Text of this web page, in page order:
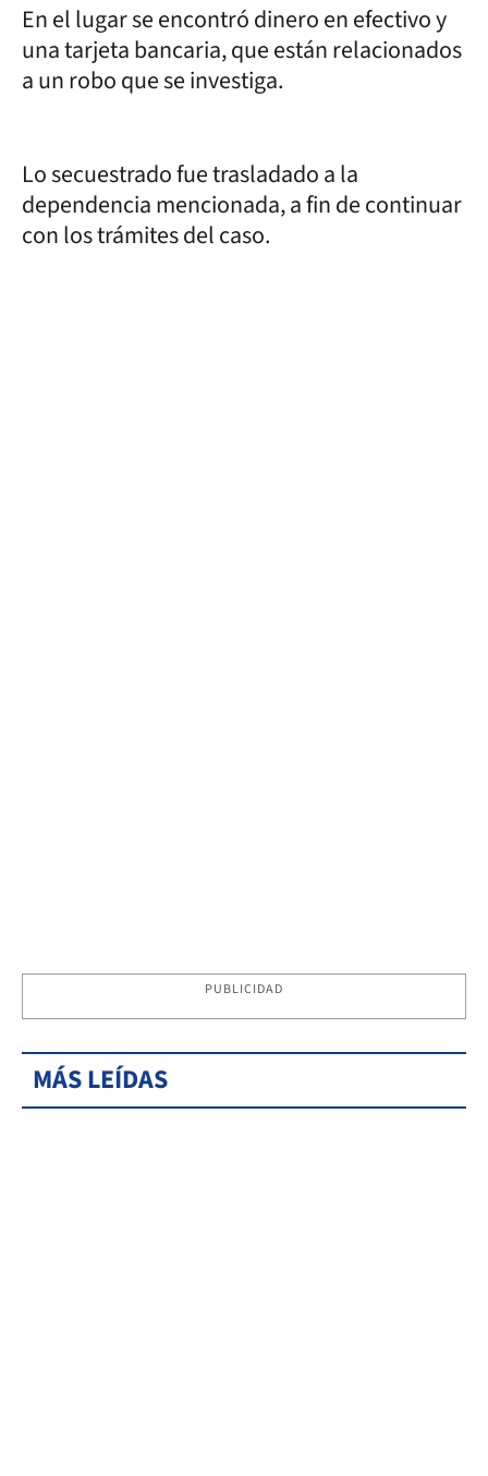
En el lugar se encontró dinero en efectivo y
una tarjeta bancaria, que están relacionados
a un robo que se investiga.
Lo secuestrado fue trasladado a la
dependencia mencionada, a fin de continuar
con los trámites del caso.
PUBLICIDAD
MÁS LEÍDAS